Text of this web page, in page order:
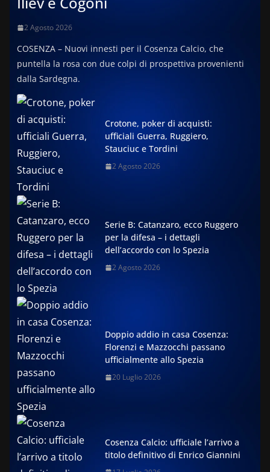
2 Agosto 2026
COSENZA – Nuovi innesti per il Cosenza Calcio, che
puntella la rosa con due colpi di prospettiva provenienti
dalla Sardegna.
Crotone, poker di acquisti:
ufficiali Guerra, Ruggiero,
Stauciuc e Tordini
2 Agosto 2026
Serie B: Catanzaro, ecco Ruggero
per la difesa – i dettagli
dell’accordo con lo Spezia
2 Agosto 2026
Doppio addio in casa Cosenza:
Florenzi e Mazzocchi passano
ufficialmente allo Spezia
20 Luglio 2026
Cosenza Calcio: ufficiale l’arrivo a
titolo definitivo di Enrico Giannini